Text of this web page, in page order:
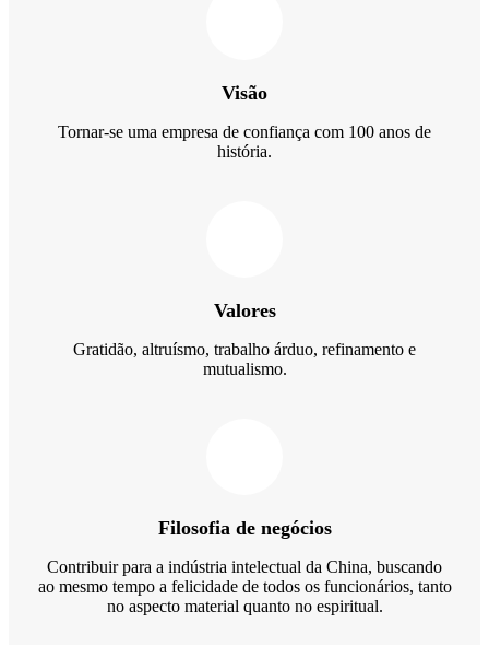
Visão
Tornar-se uma empresa de confiança com 100 anos de
história.
Valores
Gratidão, altruísmo, trabalho árduo, refinamento e
mutualismo.
Filosofia de negócios
Contribuir para a indústria intelectual da China, buscando
ao mesmo tempo a felicidade de todos os funcionários, tanto
no aspecto material quanto no espiritual.